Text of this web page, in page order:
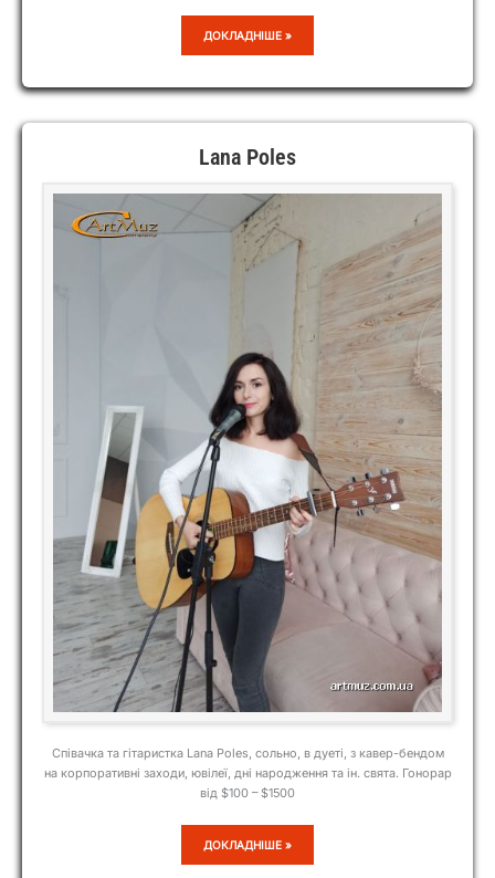
CHOCOLATE
ДОКЛАДНІШЕ »
Lana Poles
Співачка та гітаристка Lana Poles, сольно, в дуеті, з кавер-бендом
на корпоративні заходи, ювілеї, дні народження та ін. свята. Гонорар
від $100 – $1500
LANA
ДОКЛАДНІШЕ »